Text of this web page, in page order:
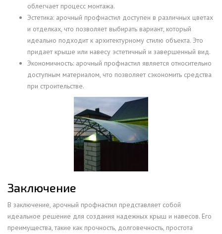
облегчает процесс монтажа.
Эстетика: арочный профнастил доступен в различных цветах
и отделках, что позволяет выбирать вариант, который
идеально подходит к архитектурному стилю объекта. Это
придает крыше или навесу эстетичный и завершенный вид.
Экономичность: арочный профнастил является относительно
доступным материалом, что позволяет сэкономить средства
при строительстве.
Заключение
В заключение, арочный профнастил представляет собой
идеальное решение для создания надежных крыш и навесов. Его
преимущества, такие как прочность, долговечность, простота